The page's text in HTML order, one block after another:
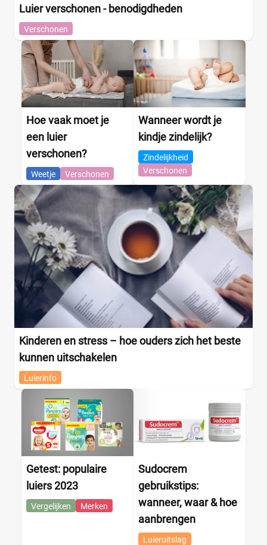
Bol
▼ +9 meer
Luier verschonen - benodigdheden
Verschonen
Hoe vaak moet je
een luier
verschonen?
Weetje Verschonen
Wanneer wordt je
kindje zindelijk?
Zindelijkheid
Verschonen
Kinderen en stress – hoe ouders zich het beste
kunnen uitschakelen
Luierinfo
Getest: populaire
luiers 2023
Vergelijken Merken
Sudocrem
gebruikstips:
wanneer, waar & hoe
aanbrengen
Luieruitslag